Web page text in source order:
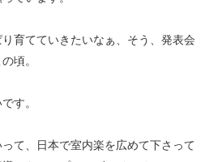
育てていきたいなぁ、そう、発表会
頃。
す。
て、日本で室内楽を広めて下さって